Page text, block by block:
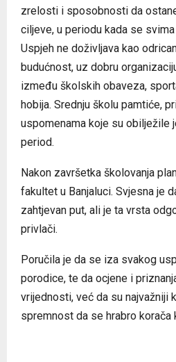
zrelosti i sposobnosti da
ciljeve, u periodu kada se
Uspjeh ne doživljava kao
budućnost, uz dobru
između školskih obaveza,
hobija. Srednju školu pamtiće,
uspomenama koje su obilježile
period.
Nakon završetka školovanja
fakultet u Banjaluci. Svjesna je
zahtjevan put, ali je ta vrsta
privlači.
Poručila je da se iza svakog
porodice, te da ocjene i
vrijednosti, već da su najvažniji
spremnost da se hrabro korača